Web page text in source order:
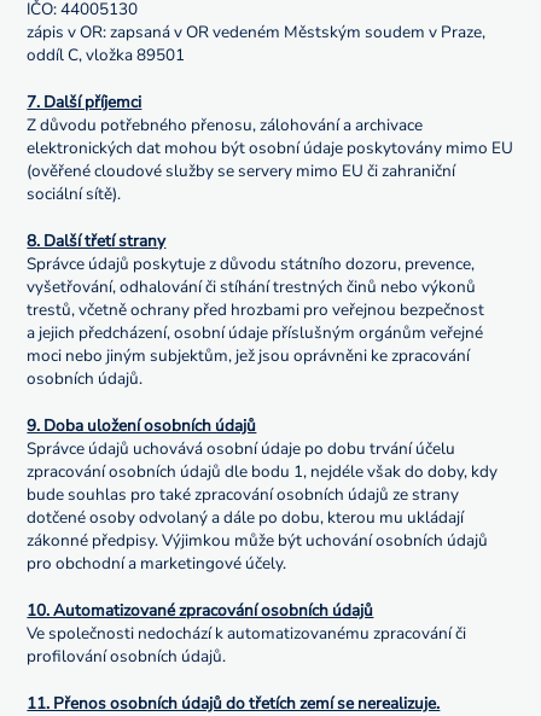
IČO: 44005130
zápis v OR: zapsaná v OR vedeném Městským soudem v Praze,
oddíl C, vložka 89501
7. Další příjemci
Z důvodu potřebného přenosu, zálohování a archivace
elektronických dat mohou být osobní údaje poskytovány mimo EU
(ověřené cloudové služby se servery mimo EU či zahraniční
sociální sítě).
8. Další třetí strany
Správce údajů poskytuje z důvodu státního dozoru, prevence,
vyšetřování, odhalování či stíhání trestných činů nebo výkonů
trestů, včetně ochrany před hrozbami pro veřejnou bezpečnost
a jejich předcházení, osobní údaje příslušným orgánům veřejné
moci nebo jiným subjektům, jež jsou oprávněni ke zpracování
osobních údajů.
9. Doba uložení osobních údajů
Správce údajů uchovává osobní údaje po dobu trvání účelu
zpracování osobních údajů dle bodu 1, nejdéle však do doby, kdy
bude souhlas pro také zpracování osobních údajů ze strany
dotčené osoby odvolaný a dále po dobu, kterou mu ukládají
zákonné předpisy. Výjimkou může být uchování osobních údajů
pro obchodní a marketingové účely.
10. Automatizované zpracování osobních údajů
Ve společnosti nedochází k automatizovanému zpracování či
profilování osobních údajů.
11. Přenos osobních údajů do třetích zemí se nerealizuje.